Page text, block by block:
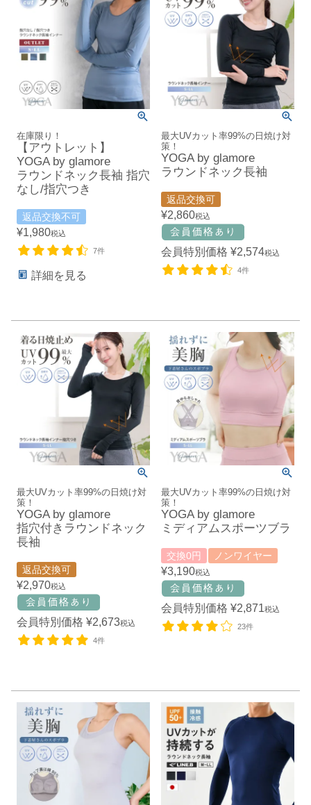
在庫限り！
【アウトレット】
YOGA by glamore
ラウンドネック長袖 指穴
なし/指穴つき
返品交換不可
¥1,980税込
7件
詳細を見る
最大UVカット率99%の日焼け対
策！
YOGA by glamore
ラウンドネック長袖
返品交換可
¥2,860税込
会員特別価格 ¥2,574税込
4件
最大UVカット率99%の日焼け対
策！
YOGA by glamore
指穴付きラウンドネック
長袖
返品交換可
¥2,970税込
会員特別価格 ¥2,673税込
4件
最大UVカット率99%の日焼け対
策！
YOGA by glamore
ミディアムスポーツブラ
交換0円 ノンワイヤー
¥3,190税込
会員特別価格 ¥2,871税込
23件